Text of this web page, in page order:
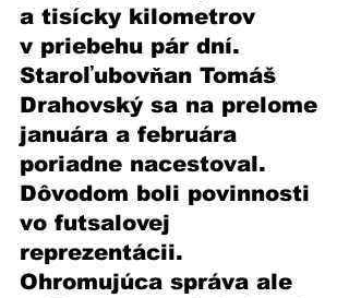
a tisícky kilometrov
v priebehu pár dní.
Staroľubovňan Tomáš
Drahovský sa na prelome
januára a februára
poriadne nacestoval.
Dôvodom boli povinnosti
vo futsalovej
reprezentácii.
Ohromujúca správa ale